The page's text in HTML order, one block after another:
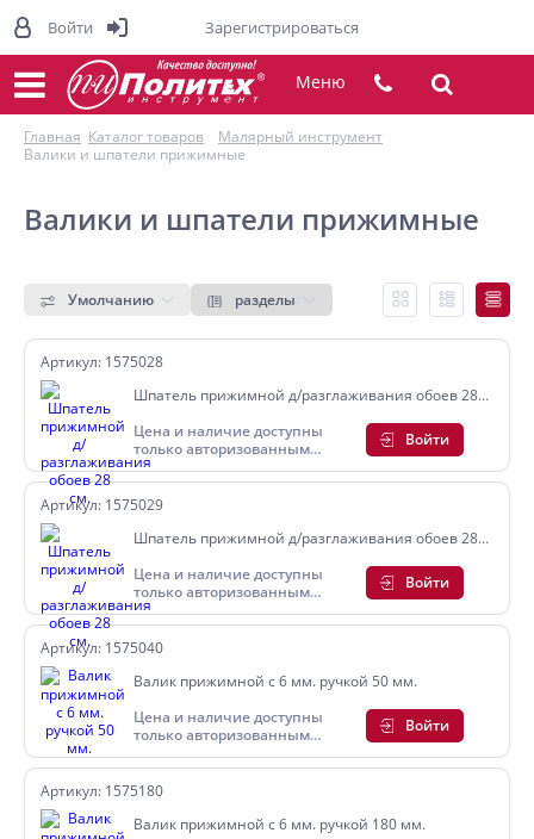
Меню
Главная Каталог товаров
Малярный инструмент
Валики и шпатели прижимные
Валики и шпатели прижимные
Умолчанию разделы
Артикул: 1575028
Шпатель прижимной д/разглаживания обоев 28
Цена и наличие доступны
только авторизованным
пользователям
Войти
Артикул: 1575029
Шпатель прижимной д/разглаживания обоев 28
Цена и наличие доступны
только авторизованным
пользователям
Войти
Артикул: 1575040
Валик прижимной с 6 мм. ручкой 50 мм.
Цена и наличие доступны
только авторизованным
пользователям
Войти
Артикул: 1575180
Валик прижимной с 6 мм. ручкой 180 мм.
Войти Зарегистрироваться